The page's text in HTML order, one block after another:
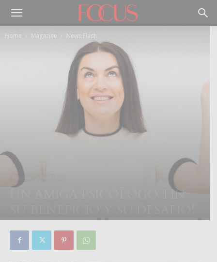
Home Magazine News Flash
UN AMIGA PSICOLOGO TIN